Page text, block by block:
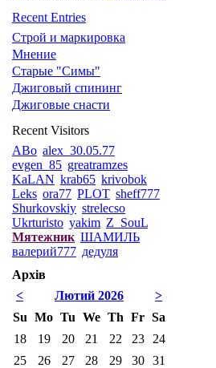
Recent Entries
Строй и маркировка
Мнение
Старые "Симы"
Джиговый спининг
Джиговые снасти
Recent Visitors
ABo alex_30.05.77
evgen_85 greatramzes
KaLAN krab65 krivobok
Leks ora77 PLOT sheff777
Shurkovskiy strelecso
Ukrturisto yakim Z_SouL
Мятежник ШАМИЛЬ
валерий777 дедуля
Архів
<
>
Лютий 2026
Su Mo Tu We Th Fr Sa
18
19 20 21 22 23
24
25
26 27 28 29 30
31